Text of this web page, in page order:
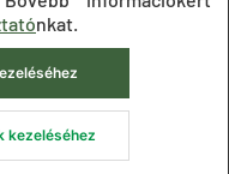
Akadálymentesítési nyilatkozat
ÁSZF
nkat.
kezeléséhez